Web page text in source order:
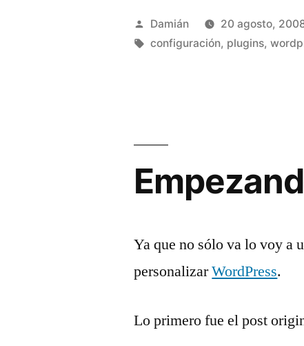
las
Publicado
por
Damián 20 agosto,
Etiquetas:
configuración, plugins,
Ya que no sólo va lo voy a
personalizarWordPress.
Lo primero fue el post